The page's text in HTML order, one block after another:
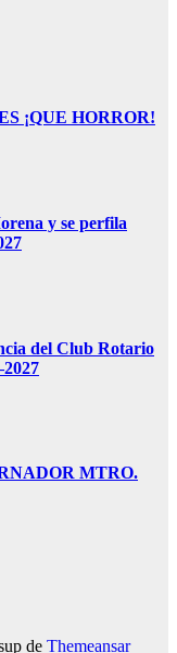
¡QUE HORROR!
y se perfila
del Club Rotario
MTRO.
de Themeansar